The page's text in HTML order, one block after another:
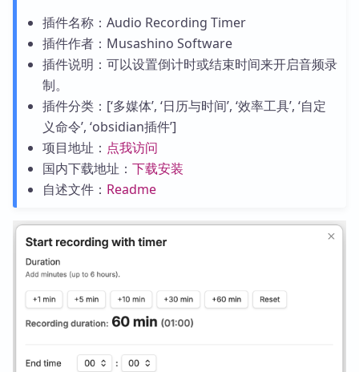
插件名称：Audio Recording Timer
插件作者：Musashino Software
插件说明：可以设置倒计时或结束时间来开启音频录
制。
插件分类：[‘多媒体’, ‘日历与时间’, ‘效率工具’, ‘自定
义命令’, ‘obsidian插件’]
项目地址： 点我访问
国内下载地址： 下载安装
自述文件： Readme